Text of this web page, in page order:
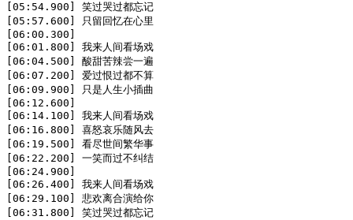
[05:54.900] 笑过哭过都忘记
[05:57.600] 只留回忆在心里
[06:00.300]
[06:01.800] 我来人间看场戏
[06:04.500] 酸甜苦辣尝一遍
[06:07.200] 爱过恨过都不算
[06:09.900] 只是人生小插曲
[06:12.600]
[06:14.100] 我来人间看场戏
[06:16.800] 喜怒哀乐随风去
[06:19.500] 看尽世间繁华事
[06:22.200] 一笑而过不纠结
[06:24.900]
[06:26.400] 我来人间看场戏
[06:29.100] 悲欢离合演给你
[06:31.800] 笑过哭过都忘记